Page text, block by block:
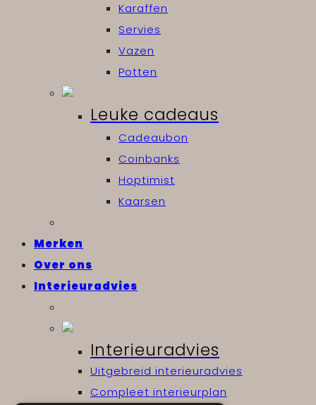
Karaffen
Servies
Vazen
Potten
Leuke cadeaus
Cadeaubon
Coinbanks
Hoptimist
Kaarsen
Merken
Over ons
Interieuradvies
Interieuradvies
Uitgebreid interieuradvies
Compleet interieurplan